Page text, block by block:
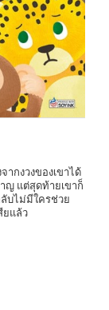
ากงวงของเขาได้
ญ แต่สุดท้ายเขาก็
บไม่มีใครช่วย
ยแล้ว